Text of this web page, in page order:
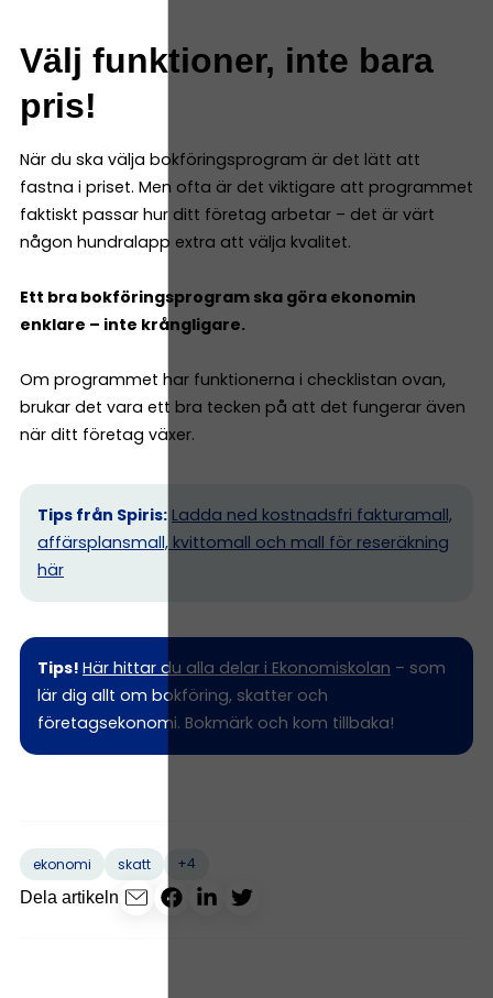
Välj funktioner, inte bara
pris!
När du ska välja bokföringsprogram är det lätt att
fastna i priset. Men ofta är det viktigare att programmet
faktiskt passar hur ditt företag arbetar – det är värt
någon hundralapp extra att välja kvalitet.
Ett bra bokföringsprogram ska göra ekonomin
enklare – inte krångligare.
Om programmet har funktionerna i checklistan ovan,
brukar det vara ett bra tecken på att det fungerar även
när ditt företag växer.
Tips från Spiris: Ladda ned kostnadsfri fakturamall,
affärsplansmall, kvittomall och mall för reseräkning
här
Tips! Här hittar du alla delar i Ekonomiskolan – som
lär dig allt om bokföring, skatter och
företagsekonomi. Bokmärk och kom tillbaka!
ekonomi skatt
+4
Dela artikeln